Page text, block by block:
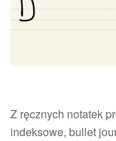
Z ręcznych notatek
indeksowe, bullet